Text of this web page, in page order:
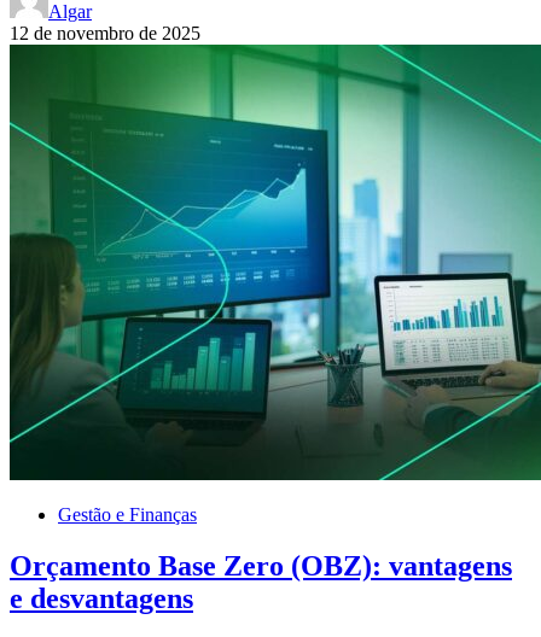
Algar
12 de novembro de 2025
Gestão e Finanças
Orçamento Base Zero (OBZ): vantagens
e desvantagens